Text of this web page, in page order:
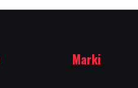
Marki